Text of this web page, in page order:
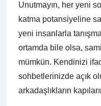
Unutmayın, her yeni
katma potansiyeline
yeni insanlarla
ortamda bile olsa,
mümkün. Kendinizi
sohbetlerinizde açık
arkadaşlıkların